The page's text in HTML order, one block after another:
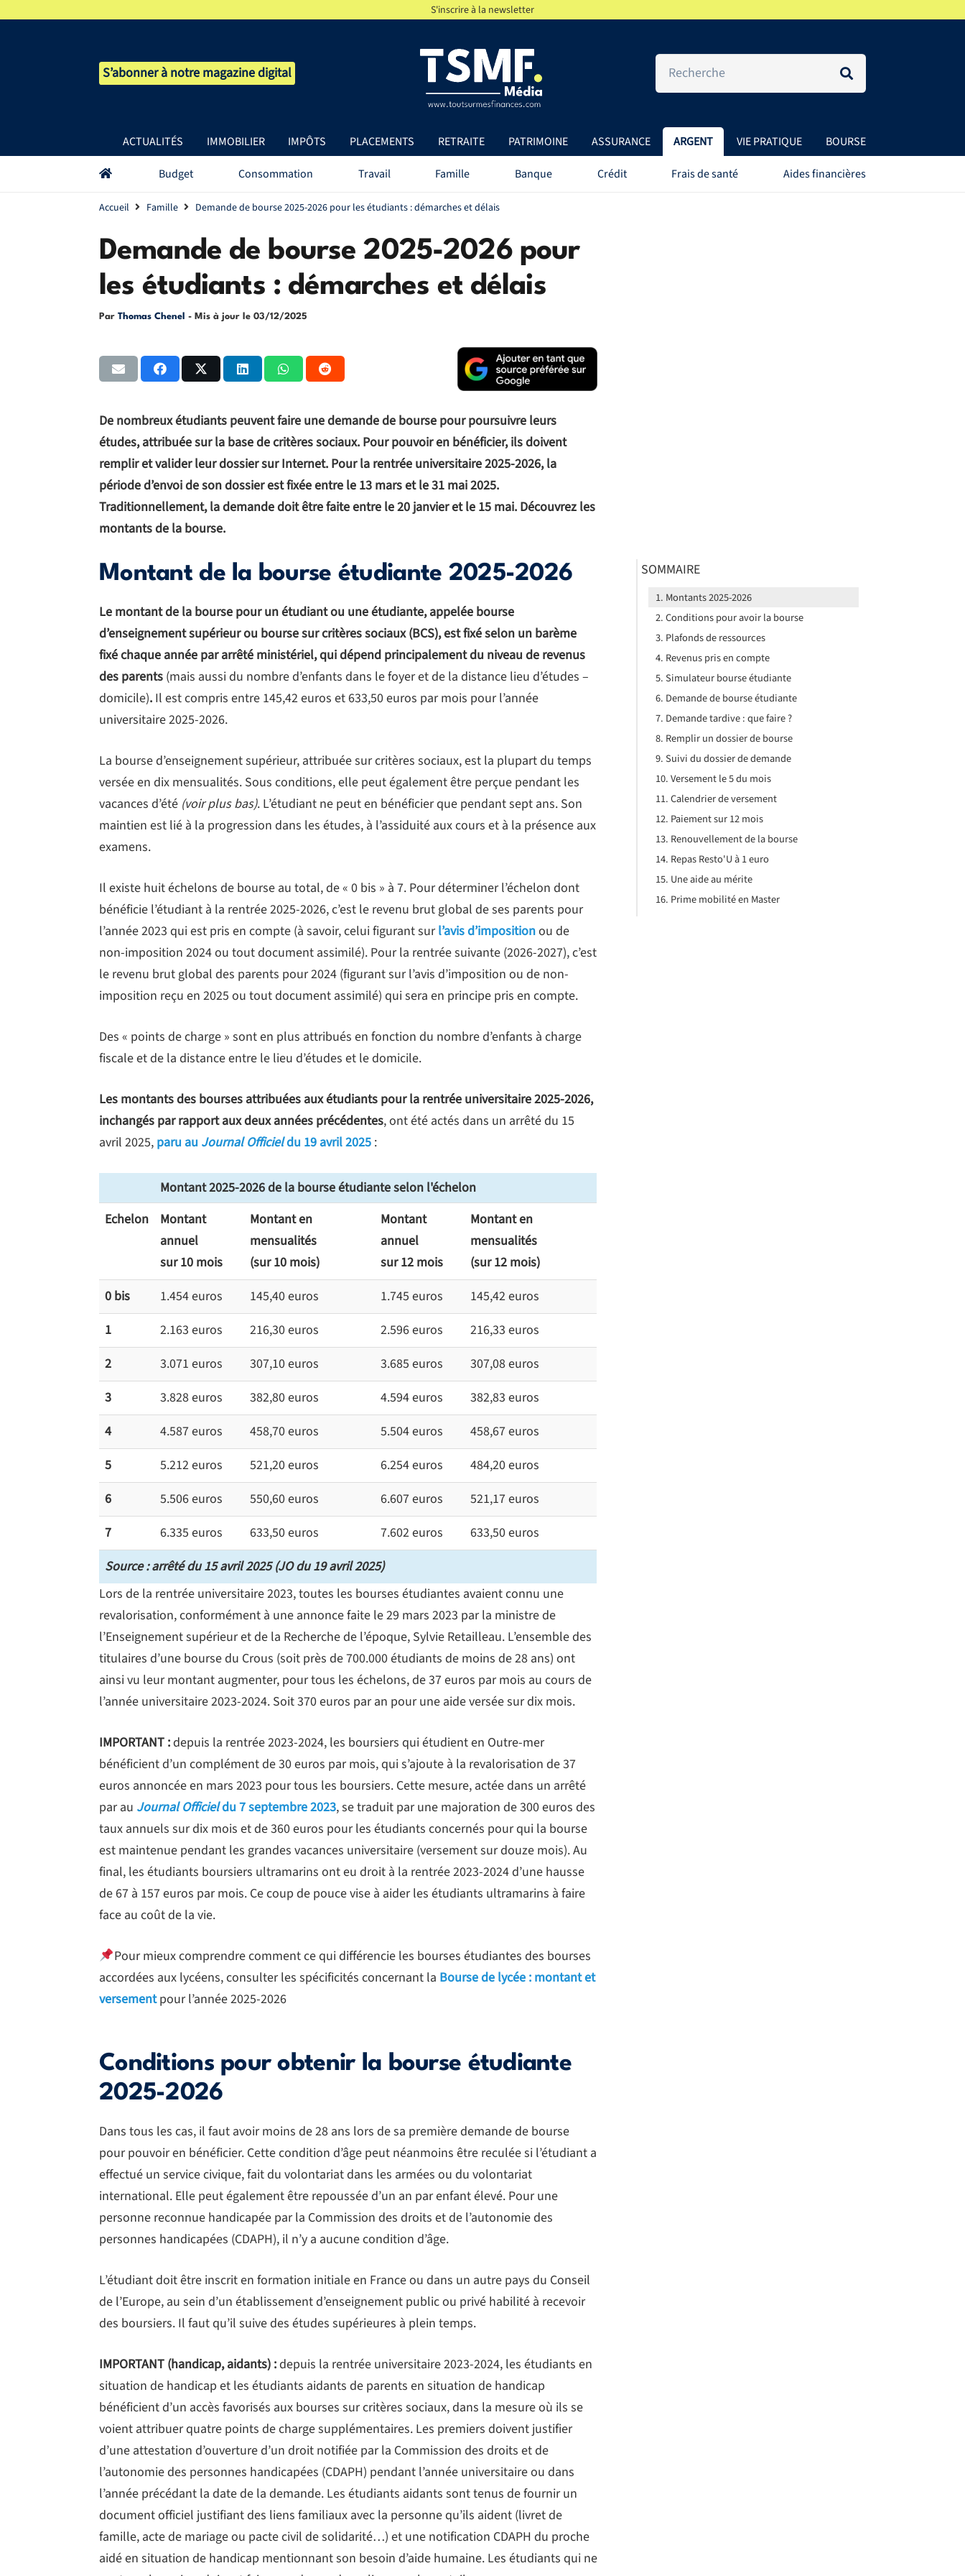
S'inscrire à la newsletter
S’abonner à notre magazine digital
ACTUALITÉS IMMOBILIER IMPÔTS PLACEMENTS RETRAITE PATRIMOINE ASSURANCE ARGENT VIE PRATIQUE BOURSE
Budget Consommation Travail Famille Banque Crédit Frais de santé Aides financières
Accueil Famille Demande de bourse 2025-2026 pour les étudiants : démarches et délais
Demande de bourse 2025-2026 pour
les étudiants : démarches et délais
Par Thomas Chenel - Mis à jour le 03/12/2025
De nombreux étudiants peuvent faire une demande de bourse pour poursuivre leurs
études, attribuée sur la base de critères sociaux. Pour pouvoir en bénéficier, ils doivent
remplir et valider leur dossier sur Internet. Pour la rentrée universitaire 2025-2026, la
période d’envoi de son dossier est fixée entre le 13 mars et le 31 mai 2025.
Traditionnellement, la demande doit être faite entre le 20 janvier et le 15 mai. Découvrez les
montants de la bourse.
Montant de la bourse étudiante 2025-2026
Le montant de la bourse pour un étudiant ou une étudiante, appelée bourse
d’enseignement supérieur ou bourse sur critères sociaux (BCS), est fixé selon un barème
fixé chaque année par arrêté ministériel, qui dépend principalement du niveau de revenus
des parents (mais aussi du nombre d’enfants dans le foyer et de la distance lieu d’études –
domicile). Il est compris entre 145,42 euros et 633,50 euros par mois pour l’année
universitaire 2025-2026.
La bourse d’enseignement supérieur, attribuée sur critères sociaux, est la plupart du temps
versée en dix mensualités. Sous conditions, elle peut également être perçue pendant les
vacances d’été (voir plus bas). L’étudiant ne peut en bénéficier que pendant sept ans. Son
maintien est lié à la progression dans les études, à l’assiduité aux cours et à la présence aux
examens.
Il existe huit échelons de bourse au total, de « 0 bis » à 7. Pour déterminer l’échelon dont
bénéficie l’étudiant à la rentrée 2025-2026, c’est le revenu brut global de ses parents pour
l’année 2023 qui est pris en compte (à savoir, celui figurant surl’avis d’impositionou de
non-imposition 2024 ou tout document assimilé). Pour la rentrée suivante (2026-2027), c’est
le revenu brut global des parents pour 2024 (figurant sur l’avis d’imposition ou de non-
imposition reçu en 2025 ou tout document assimilé) qui sera en principe pris en compte.
Des « points de charge » sont en plus attribués en fonction du nombre d’enfants à charge
fiscale et de la distance entre le lieu d’études et le domicile.
Les montants des bourses attribuées aux étudiants pour la rentrée universitaire 2025-2026,
inchangés par rapport aux deux années précédentes, ont été actés dans un arrêté du 15
avril 2025, paru au Journal Officieldu 19 avril 2025 :
Montant 2025-2026 de la bourse étudiante selon l'échelon
Source : arrêté du 15 avril 2025 (JO du 19 avril 2025)
Echelon
Montant
annuel
sur 10 mois
Montant en
mensualités
(sur 10 mois)
Montant
annuel
sur 12 mois
Montant en
mensualités
(sur 12 mois)
0 bis
1.454 euros 145,40 euros 1.745 euros
145,42 euros
1
2.163 euros 216,30 euros 2.596 euros
216,33 euros
2
3.071 euros 307,10 euros 3.685 euros
307,08 euros
3
3.828 euros 382,80 euros 4.594 euros
382,83 euros
4
4.587 euros 458,70 euros 5.504 euros
458,67 euros
5
5.212 euros 521,20 euros 6.254 euros
484,20 euros
6
5.506 euros 550,60 euros 6.607 euros
521,17 euros
7
6.335 euros 633,50 euros 7.602 euros 633,50 euros
Lors de la rentrée universitaire 2023, toutes les bourses étudiantes avaient connu une
revalorisation, conformément à une annonce faite le 29 mars 2023 par la ministre de
l’Enseignement supérieur et de la Recherche de l’époque, Sylvie Retailleau. L’ensemble des
titulaires d’une bourse du Crous (soit près de 700.000 étudiants de moins de 28 ans) ont
ainsi vu leur montant augmenter, pour tous les échelons, de 37 euros par mois au cours de
l’année universitaire 2023-2024. Soit 370 euros par an pour une aide versée sur dix mois.
IMPORTANT :depuis la rentrée 2023-2024, les boursiers qui étudient en Outre-mer
bénéficient d’un complément de 30 euros par mois, qui s’ajoute à la revalorisation de 37
euros annoncée en mars 2023 pour tous les boursiers. Cette mesure, actée dans un arrêté
par au Journal Officieldu 7 septembre 2023, se traduit par une majoration de 300 euros des
taux annuels sur dix mois et de 360 euros pour les étudiants concernés pour qui la bourse
est maintenue pendant les grandes vacances universitaire (versement sur douze mois). Au
final, les étudiants boursiers ultramarins ont eu droit à la rentrée 2023-2024 d’une hausse
de 67 à 157 euros par mois. Ce coup de pouce vise à aider les étudiants ultramarins à faire
face au coût de la vie.
Pour mieux comprendre comment ce qui différencie les bourses étudiantes des bourses
accordées aux lycéens, consulter les spécificités concernant la Bourse de lycée : montant et
versementpour l’année 2025-2026
Conditions pour obtenir la bourse étudiante
2025-2026
Dans tous les cas, il faut avoir moins de 28 ans lors de sa première demande de bourse
pour pouvoir en bénéficier. Cette condition d’âge peut néanmoins être reculée si l’étudiant a
effectué un service civique, fait du volontariat dans les armées ou du volontariat
international. Elle peut également être repoussée d’un an par enfant élevé. Pour une
personne reconnue handicapée par la Commission des droits et de l’autonomie des
personnes handicapées (CDAPH), il n’y a aucune condition d’âge.
L’étudiant doit être inscrit en formation initiale en France ou dans un autre pays du Conseil
de l’Europe, au sein d’un établissement d’enseignement public ou privé habilité à recevoir
des boursiers. Il faut qu’il suive des études supérieures à plein temps.
IMPORTANT (handicap, aidants) :depuis la rentrée universitaire 2023-2024, les étudiants en
situation de handicap et les étudiants aidants de parents en situation de handicap
bénéficient d’un accès favorisés aux bourses sur critères sociaux, dans la mesure où ils se
voient attribuer quatre points de charge supplémentaires. Les premiers doivent justifier
d’une attestation d’ouverture d’un droit notifiée par la Commission des droits et de
l’autonomie des personnes handicapées (CDAPH) pendant l’année universitaire ou dans
l’année précédant la date de la demande. Les étudiants aidants sont tenus de fournir un
document officiel justifiant des liens familiaux avec la personne qu’ils aident (livret de
famille, acte de mariage ou pacte civil de solidarité…) et une notification CDAPH du proche
aidé en situation de handicap mentionnant son besoin d’aide humaine. Les étudiants qui ne
SOMMAIRE
Montants 2025-2026
Conditions pour avoir la bourse
Plafonds de ressources
Revenus pris en compte
Simulateur bourse étudiante
Demande de bourse étudiante
Demande tardive : que faire ?
Remplir un dossier de bourse
Suivi du dossier de demande
Versement le 5 du mois
Calendrier de versement
Paiement sur 12 mois
Renouvellement de la bourse
Repas Resto'U à 1 euro
Une aide au mérite
Prime mobilité en Master